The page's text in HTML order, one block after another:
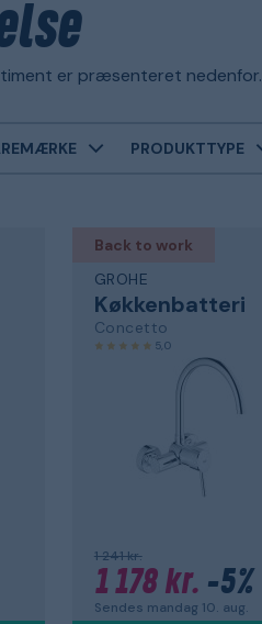
er præsenteret nedenfor.
PRODUKTTYPE
Back to work
GROHE
Køkkenbatteri
Concetto
5,0
1 241 kr.
1 178 kr.-5%
Sendes mandag 10. aug.